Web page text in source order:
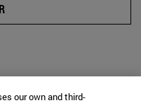
our own and third-